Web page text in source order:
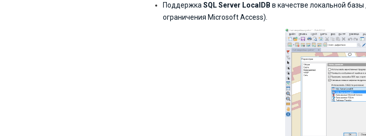
Поддержка SQL Server LocalDB в качестве локальной
ограничения Microsoft Access).